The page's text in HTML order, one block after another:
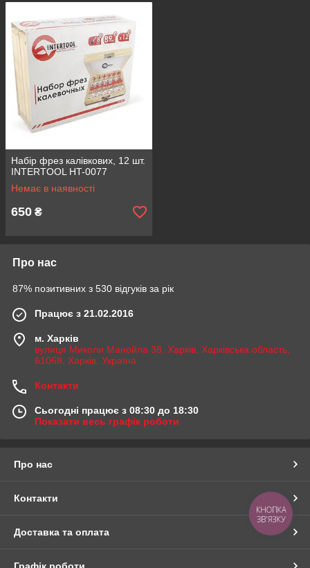
Набір фрез калівкових, 12 шт.
INTERTOOL HT-0077
Немає в наявності
650 ₴
Про нас
87% позитивних з 530 відгуків за рік
Працює з 21.02.2016
м. Харків
вулиця Миколи Манойла 38, Харків, Харківська область,
61068, Харків, Україна
Контакти
Сьогодні працює з 08:30 до 18:30
Показати весь графік роботи
Про нас
Контакти
Доставка та оплата
КНОПКА
ЗВ'ЯЗКУ